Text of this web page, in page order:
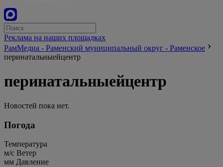
Реклама на наших площадках
РамМедиа - Раменский муниципальный округ - Раменское
перинатальныейцентр
перинатальныейцентр
Новостей пока нет.
Погода
Температура
м/c Ветер
мм Давление